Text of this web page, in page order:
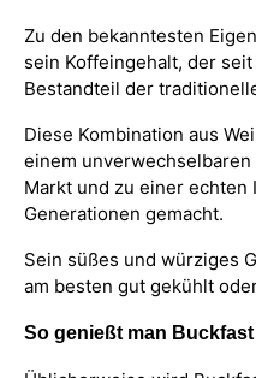
Zu den bekanntesten
sein Koffeingehalt, der
Bestandteil der
Diese Kombination aus
einem
Markt und zu einer echten
Generationen gemacht.
Sein süßes und würziges
am besten gut gekühlt
So genießt man